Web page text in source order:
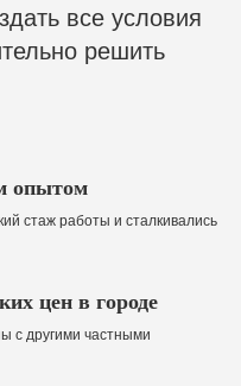
все условия
решить
опытом
стаж работы и сталкивались
цен в городе
с другими частными